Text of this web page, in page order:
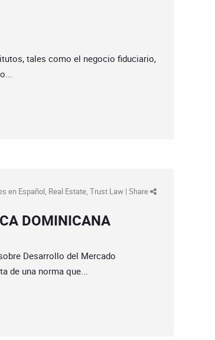
tales como el negocio fiduciario,
en Español, Real Estate, Trust Law | Share
DOMINICANA
Desarrollo del Mercado
de una norma que...